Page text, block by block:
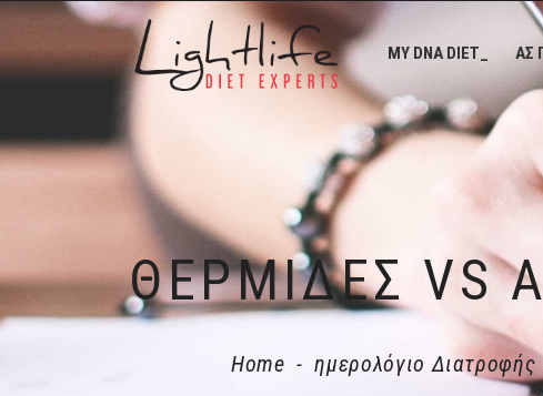
MY DNA DIET_ ΑΣ
Home - ημερολόγιο Διατροφής